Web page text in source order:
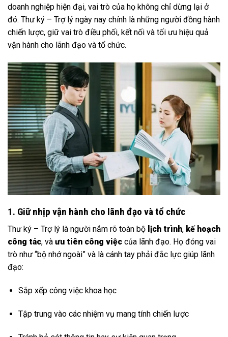
doanh nghiệp hiện đại, vai trò của họ không chỉ dừng lại ở
đó. Thư ký – Trợ lý ngày nay chính là những người đồng hành
chiến lược, giữ vai trò điều phối, kết nối và tối ưu hiệu quả
vận hành cho lãnh đạo và tổ chức.
1. Giữ nhịp vận hành cho lãnh đạo và tổ chức
Thư ký – Trợ lý là người nắm rõ toàn bộ lịch trình, kế hoạch
công tác, và ưu tiên công việc của lãnh đạo. Họ đóng vai
trò như “bộ nhớ ngoài” và là cánh tay phải đắc lực giúp lãnh
đạo:
Sắp xếp công việc khoa học
Tập trung vào các nhiệm vụ mang tính chiến lược